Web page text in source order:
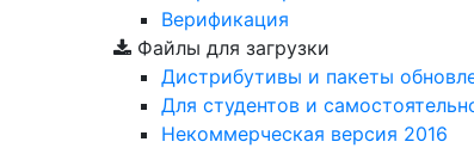
Верификация
Файлы для загрузки
Дистрибутивы и пакеты
Для студентов и
Некоммерческая версия 2016